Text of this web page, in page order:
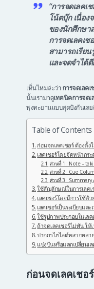
“การจดเลค
โน้ตบุ๊ก เนื่อง
ของนักศึกษา
การจดเลคเ
สามารถเรีย
และจดจำได้
เห็นไหมล่ะว่า การจดเลค
นั้นเรามาดูเทคนิคการจดเ
พุ่งทะยานแบบสุดปังกันเลย
Table of Contents
ก่อนจดเลคเชอร์ ต้องตั้ง
เลคเชอร์โดยจัดหน้ากร
ส่วนที่ 1 : Note –
ส่วนที่ 2 : Cue
ส่วนที่ 3 : Summary
ใช้สัญลักษณ์ในการเลคเ
เลคเชอร์โดยมีการใช้ตัว
เลคเชอร์เป็นระเบียบแล
ใช้รูปภาพประกอบในเลค
ถ้าจดเลคเชอร์ไม่ทัน ให้
ปากกาไฮไลต์หลากหลา
แบ่งปันหรือแลกเปลี่ยนเ
ก่อนจดเลคเชอ